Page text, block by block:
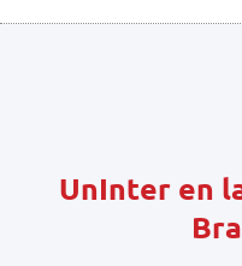
UnInter en